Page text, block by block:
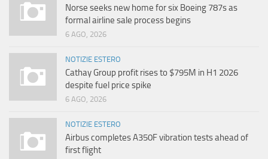
Norse seeks new home for six Boeing 787s as
formal airline sale process begins
6 AGO, 2026
NOTIZIE ESTERO
Cathay Group profit rises to $795M in H1 2026
despite fuel price spike
6 AGO, 2026
NOTIZIE ESTERO
Airbus completes A350F vibration tests ahead of
first flight